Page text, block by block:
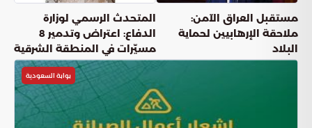
مستقبل العراق الآمن:
ملاحقة الإرهابيين لحماية
البلاد
المتحدث الرسمي لوزارة
الدفاع: اعتراض وتدمير 8
مسيّرات في المنطقة الشرقية
بوابة السعودية